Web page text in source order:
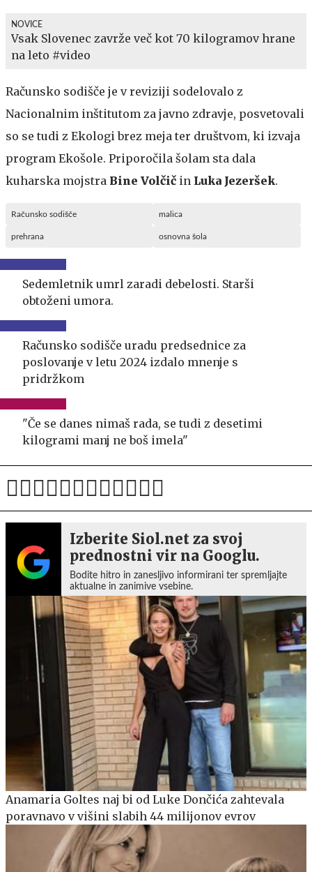
NOVICE
Vsak Slovenec zavrže več kot 70 kilogramov hrane
na leto #video
Računsko sodišče je v reviziji sodelovalo z
Nacionalnim inštitutom za javno zdravje, posvetovali
so se tudi z Ekologi brez meja ter društvom, ki izvaja
program Ekošole. Priporočila šolam sta dala
kuharska mojstra Bine Volčič in Luka Jezeršek.
Računsko sodišče malica
prehrana osnovna šola
Sedemletnik umrl zaradi debelosti. Starši
obtoženi umora.
Računsko sodišče uradu predsednice za
poslovanje v letu 2024 izdalo mnenje s
pridržkom
"Če se danes nimaš rada, se tudi z desetimi
kilogrami manj ne boš imela"
Izberite Siol.net za svoj
prednostni vir na Googlu.
Bodite hitro in zanesljivo informirani ter spremljajte
aktualne in zanimive vsebine.
Anamaria Goltes naj bi od Luke Dončića zahtevala
poravnavo v višini slabih 44 milijonov evrov